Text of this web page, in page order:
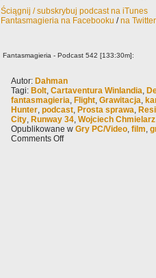
Ściągnij / subskrybuj podcast na iTunes
Fantasmagieria na Facebooku /na
Fantasmagieria - Podcast 542 [133:30m]:
Autor: Dahman
Tagi: Bolt, Cartaventura Winlandia,
fantasmagieria, Flight, Grawitacja,
Hunter, podcast, Prosta sprawa,
City, Runway 34, Wojciech Chmielarz
Opublikowane w Gry PC/Video, film,
Comments Off